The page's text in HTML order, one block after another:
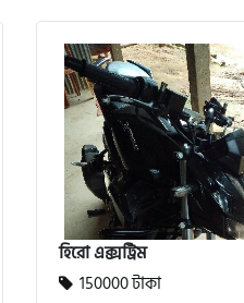
হিরো এক্সট্রিম
150000 টাকা